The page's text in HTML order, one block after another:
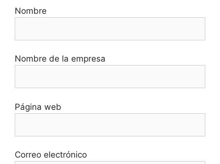
Nombre
Nombre de la empresa
Página web
Correo electrónico